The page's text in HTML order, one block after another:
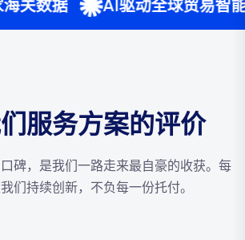
AI驱动全球贸易智能分析 服
服务方案的评价
碑，是我们一路走来最自豪的收获。每
们持续创新，不负每一份托付。